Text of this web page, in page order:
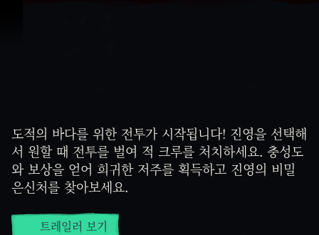
도적의 바다를 위한 전투가 시작됩니다! 진영을 선택해
서 원할 때 전투를 벌여 적 크루를 처치하세요. 충성도
와 보상을 얻어 희귀한 저주를 획득하고 진영의 비밀
은신처를 찾아보세요.
트레일러 보기